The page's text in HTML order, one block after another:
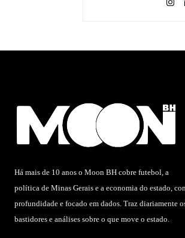
Há mais de 10 anos o Moon BH cobre futebol, a
política de Minas Gerais e a economia do estado,
profundidade e focado em dados. Traz diariamente
bastidores e análises sobre o que move o estado.